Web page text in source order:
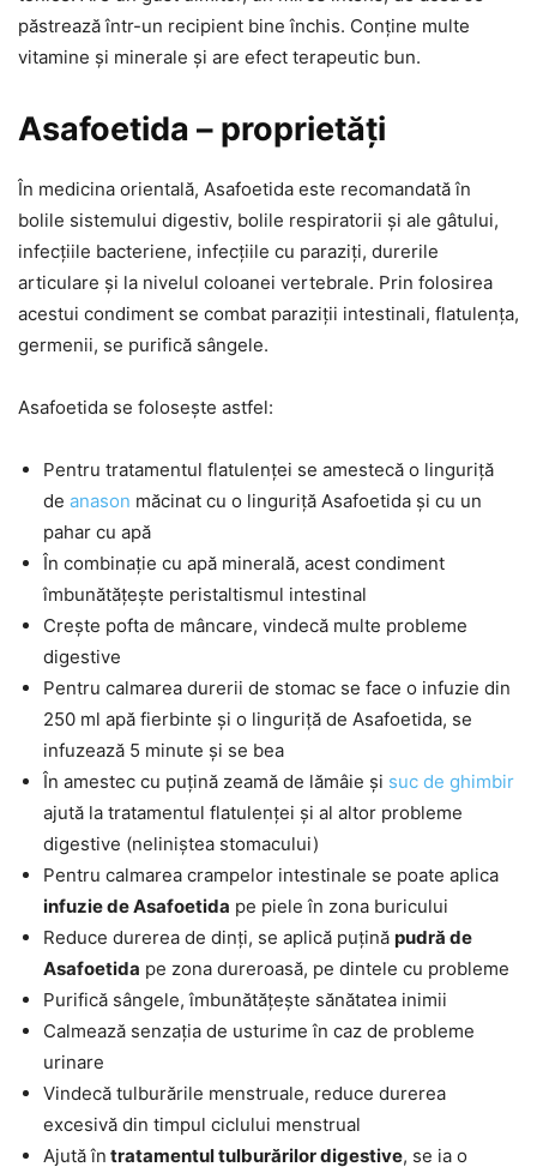
păstrează într-un recipient bine închis. Conține multe
vitamine și minerale și are efect terapeutic bun.
Asafoetida – proprietăți
În medicina orientală, Asafoetida este recomandată în
bolile sistemului digestiv, bolile respiratorii și ale gâtului,
infecțiile bacteriene, infecțiile cu paraziți, durerile
articulare și la nivelul coloanei vertebrale. Prin folosirea
acestui condiment se combat paraziții intestinali, flatulența,
germenii, se purifică sângele.
Asafoetida se folosește astfel:
Pentru tratamentul flatulenței se amestecă o linguriță
de anason măcinat cu o linguriță Asafoetida și cu un
pahar cu apă
În combinație cu apă minerală, acest condiment
îmbunătățește peristaltismul intestinal
Crește pofta de mâncare, vindecă multe probleme
digestive
Pentru calmarea durerii de stomac se face o infuzie din
250 ml apă fierbinte și o linguriță de Asafoetida, se
infuzează 5 minute și se bea
În amestec cu puțină zeamă de lămâie și suc de ghimbir
ajută la tratamentul flatulenței și al altor probleme
digestive (neliniștea stomacului)
Pentru calmarea crampelor intestinale se poate aplica
infuzie de Asafoetida pe piele în zona buricului
Reduce durerea de dinți, se aplică puțină pudră de
Asafoetida pe zona dureroasă, pe dintele cu probleme
Purifică sângele, îmbunătățește sănătatea inimii
Calmează senzația de usturime în caz de probleme
urinare
Vindecă tulburările menstruale, reduce durerea
excesivă din timpul ciclului menstrual
Ajută în tratamentul tulburărilor digestive, se ia o